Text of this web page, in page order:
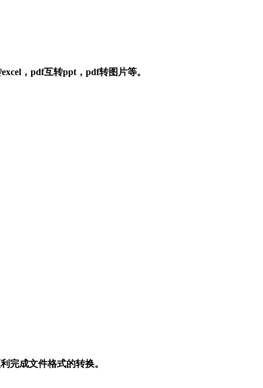
，pdf互转ppt，pdf转图片等。
完成文件格式的转换。